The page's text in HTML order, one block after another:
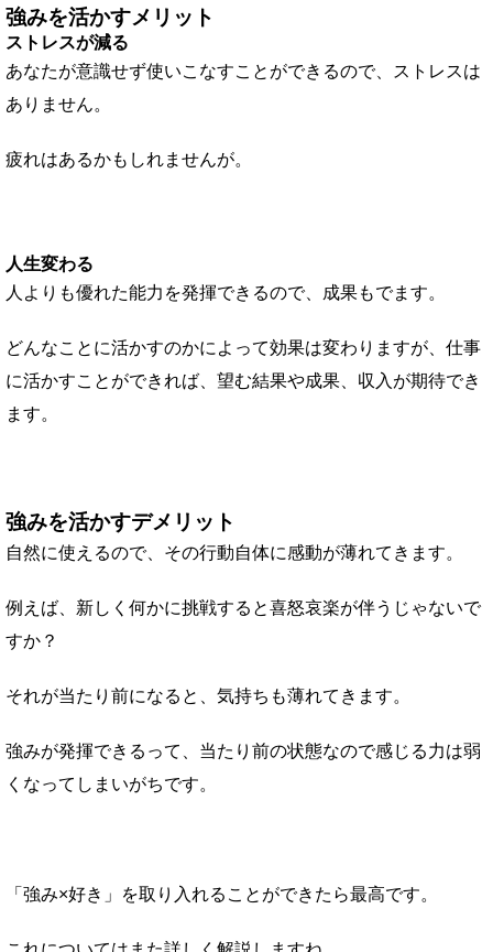
強みを活かすメリット
ストレスが減る
あなたが意識せず使いこなすことができるので、ストレスは
ありません。
疲れはあるかもしれませんが。
人生変わる
人よりも優れた能力を発揮できるので、成果もでます。
どんなことに活かすのかによって効果は変わりますが、仕事
に活かすことができれば、望む結果や成果、収入が期待でき
ます。
強みを活かすデメリット
自然に使えるので、その行動自体に感動が薄れてきます。
例えば、新しく何かに挑戦すると喜怒哀楽が伴うじゃないで
すか？
それが当たり前になると、気持ちも薄れてきます。
強みが発揮できるって、当たり前の状態なので感じる力は弱
くなってしまいがちです。
「強み×好き」を取り入れることができたら最高です。